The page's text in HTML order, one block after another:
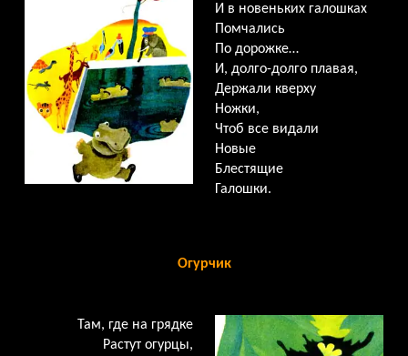
И в новеньких галошках
Помчались
По дорожке…
И, долго-долго плавая,
Держали кверху
Ножки,
Чтоб все видали
Новые
Блестящие
Галошки.
Огурчик
Там, где на грядке
Растут огурцы,